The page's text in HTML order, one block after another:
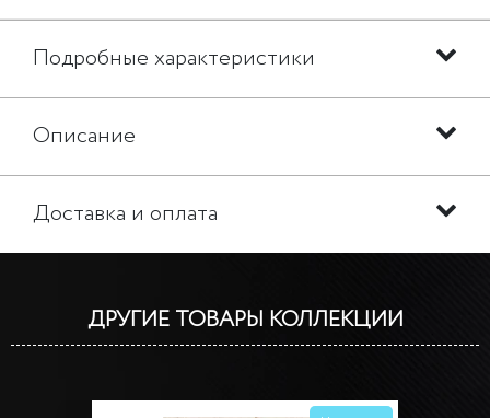
Подробные характеристики
Описание
Доставка и оплата
ДРУГИЕ ТОВАРЫ КОЛЛЕКЦИИ